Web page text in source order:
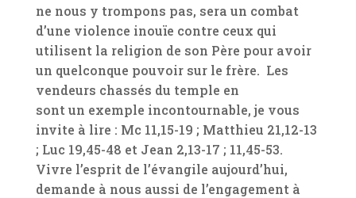
ne nous y trompons pas, sera un combat
d’une violence inouïe contre ceux qui
utilisent la religion de son Père pour avoir
un quelconque pouvoir sur le frère. Les
vendeurs chassés du temple en
sont un exemple incontournable, je vous
invite à lire : Mc 11,15-19 ; Matthieu 21,12-13
; Luc 19,45-48 et Jean 2,13-17 ; 11,45-53.
Vivre l’esprit de l’évangile aujourd’hui,
demande à nous aussi de l’engagement à